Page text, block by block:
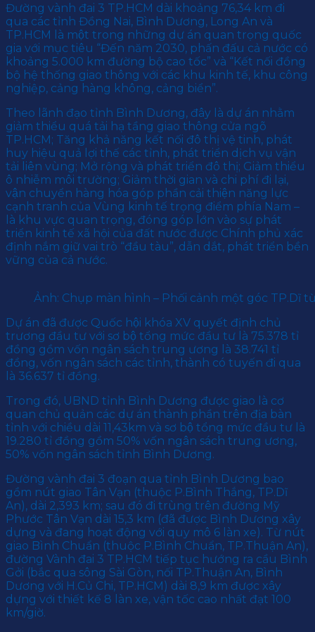
Đường vành đai 3 TP.HCM dài khoảng 76,34 km đi
qua các tỉnh Đồng Nai, Bình Dương, Long An và
TP.HCM là một trong những dự án quan trọng quốc
gia với mục tiêu “Đến năm 2030, phấn đấu cả nước có
khoảng 5.000 km đường bộ cao tốc” và “Kết nối đồng
bộ hệ thống giao thông với các khu kinh tế, khu công
nghiệp, cảng hàng không, cảng biển”.
Theo lãnh đạo tỉnh Bình Dương, đây là dự án nhằm
giảm thiểu quá tải hạ tầng giao thông cửa ngõ
TP.HCM; Tăng khả năng kết nối đô thị vệ tinh, phát
huy hiệu quả lợi thế các tỉnh, phát triển dịch vụ vận
tải liên vùng; Mở rộng và phát triển đô thị; Giảm thiểu
ô nhiễm môi trường; Giảm thời gian và chi phí đi lại,
vận chuyển hàng hóa góp phần cải thiện năng lực
cạnh tranh của Vùng kinh tế trọng điểm phía Nam –
là khu vực quan trọng, đóng góp lớn vào sự phát
triển kinh tế xã hội của đất nước được Chính phủ xác
định nắm giữ vai trò “đầu tàu”, dẫn dắt, phát triển bền
vững của cả nước.
Ảnh: Chụp màn hình – Phối cảnh một góc TP.Dĩ
Dự án đã được Quốc hội khóa XV quyết định chủ
trương đầu tư với sơ bộ tổng mức đầu tư là 75.378 tỉ
đồng gồm vốn ngân sách trung ương là 38.741 tỉ
đồng, vốn ngân sách các tỉnh, thành có tuyến đi qua
là 36.637 tỉ đồng.
Trong đó, UBND tỉnh Bình Dương được giao là cơ
quan chủ quản các dự án thành phần trên địa bàn
tỉnh với chiều dài 11,43km và sơ bộ tổng mức đầu tư là
19.280 tỉ đồng gồm 50% vốn ngân sách trung ương,
50% vốn ngân sách tỉnh Bình Dương.
Đường vành đai 3 đoạn qua tỉnh Bình Dương bao
gồm nút giao Tân Vạn (thuộc P.Bình Thắng, TP.Dĩ
An), dài 2,393 km; sau đó đi trùng trên đường Mỹ
Phước Tân Vạn dài 15,3 km (đã được Bình Dương xây
dựng và đang hoạt động với quy mô 6 làn xe). Từ nút
giao Bình Chuẩn (thuộc P.Bình Chuẩn, TP.Thuận An),
đường Vành đai 3 TP.HCM tiếp tục hướng ra cầu Bình
Gởi (bắc qua sông Sài Gòn, nối TP.Thuận An, Bình
Dương với H.Củ Chi, TP.HCM) dài 8,9 km được xây
dựng với thiết kế 8 làn xe, vận tốc cao nhất đạt 100
km/giờ.